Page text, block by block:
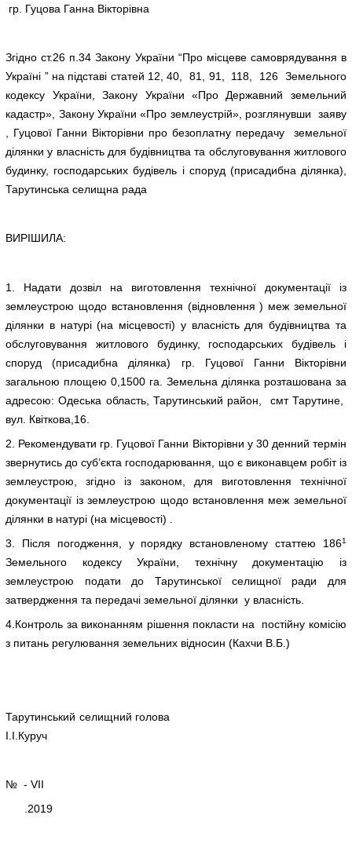
гр. Гуцова Ганна Вікторівна
Згідно ст.26 п.34 Закону України “Про місцеве самоврядування в
Україні ” на підставі статей 12, 40, 81, 91, 118, 126 Земельного
кодексу України, Закону України «Про Державний земельний
кадастр», Закону України «Про землеустрій», розглянувши заяву
, Гуцової Ганни Вікторівни про безоплатну передачу земельної
ділянки у власність для будівництва та обслуговування житлового
будинку, господарських будівель і споруд (присадибна ділянка),
Тарутинська селищна рада
ВИРІШИЛА:
1. Надати дозвіл на виготовлення технічної документації із
землеустрою щодо встановлення (відновлення ) меж земельної
ділянки в натурі (на місцевості) у власність для будівництва та
обслуговування житлового будинку, господарських будівель і
споруд (присадибна ділянка) гр. Гуцової Ганни Вікторівни
загальною площею 0,1500 га. Земельна ділянка розташована за
адресою: Одеська область, Тарутинський район, смт Тарутине,
вул. Квіткова,16.
2. Рекомендувати гр. Гуцової Ганни Вікторівни у 30 денний термін
звернутись до суб’єкта господарювання, що є виконавцем робіт із
землеустрою, згідно із законом, для виготовлення технічної
документації із землеустрою щодо встановлення меж земельної
ділянки в натурі (на місцевості) .
3. Після погодження, у порядку встановленому статтею 1861
Земельного кодексу України, технічну документацію із
землеустрою подати до Тарутинської селищної ради для
затвердження та передачі земельної ділянки у власність.
4.Контроль за виконанням рішення покласти на постійну комісію
з питань регулювання земельних відносин (Кахчи В.Б.)
Тарутинський селищний голова
І.І.Куруч
№ - VІІ
.2019